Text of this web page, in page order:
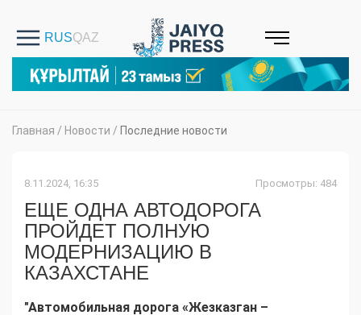
Главная / Новости / Последние новости
8.11.2024, 16:35 Просмотры: 484
ЕЩЕ ОДНА АВТОДОРОГА
ПРОЙДЕТ ПОЛНУЮ
МОДЕРНИЗАЦИЮ В
КАЗАХСТАНЕ
"Автомобильная дорога «Жезказган –